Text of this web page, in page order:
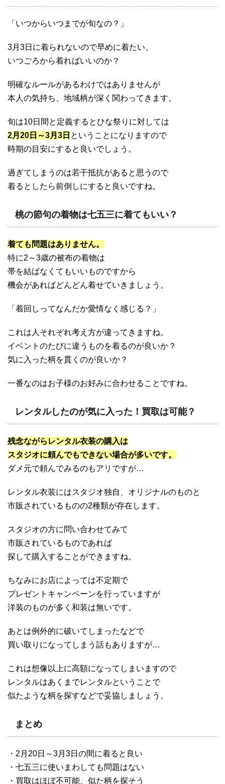
「いつからいつまでが旬なの？」
3月3日に着られないので早めに着たい。
いつごろから着ればいいのか？
明確なルールがあるわけではありませんが
本人の気持ち、地域柄が深く関わってきます。
旬は10日間と定義するとひな祭りに対しては
2月20日～3月3日 ということになりますので
時期の目安にすると良いでしょう。
過ぎてしまうのは若干抵抗があると思うので
着るとしたら前倒しにすると良いですね。
桃の節句の着物は七五三に着てもいい？
着ても問題はありません。
特に2～3歳の被布の着物は
帯を結ばなくてもいいものですから
機会があればどんどん着せていきましょう。
「着回しってなんだか愛情なく感じる？」
これは人それぞれ考え方が違ってきますね。
イベントのたびに違うものを着るのが良いか？
気に入った柄を貫くのが良いか？
一番なのはお子様のお好みに合わせることですね。
レンタルしたのが気に入った！買取は可能？
残念ながらレンタル衣装の購入は
スタジオに頼んでもできない場合が多いです。
ダメ元で頼んでみるのもアリですが…
レンタル衣装にはスタジオ独自、オリジナルのものと
市販されているものの2種類が存在します。
スタジオの方に問い合わせてみて
市販されているものであれば
探して購入することができますね。
ちなみにお店によっては不定期で
プレゼントキャンペーンを行っていますが
洋装のものが多く和装は無いです。
あとは例外的に破いてしまったなどで
買い取りになってしまう話もありますが…
これは想像以上に高額になってしまいますので
レンタルはあくまでレンタルということで
似たような柄を探すなどで妥協しましょう。
まとめ
・2月20日～3月3日の間に着ると良い
・七五三に使いまわしても問題はない
・買取はほぼ不可能、似た柄を探そう